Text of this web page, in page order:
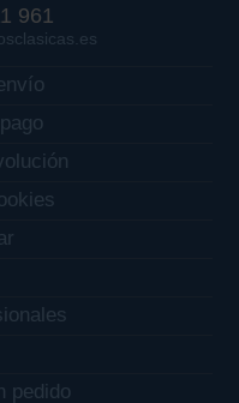
961
pedido